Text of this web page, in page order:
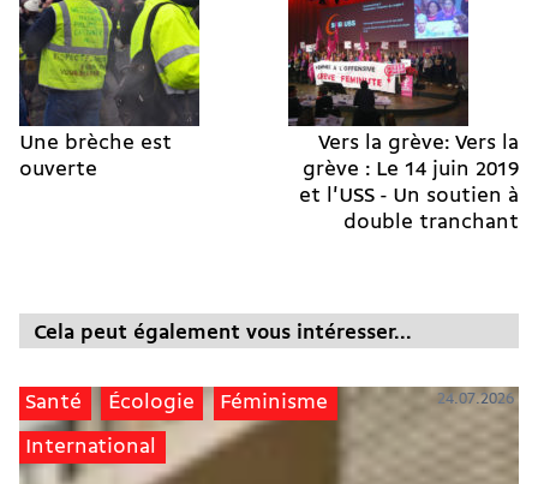
Une brèche est
ouverte
Vers la grève: Vers la
grève : Le 14 juin 2019
et l'USS - Un soutien à
double tranchant
Cela peut également vous intéresser...
Santé Écologie Féminisme
International
24.07.2026